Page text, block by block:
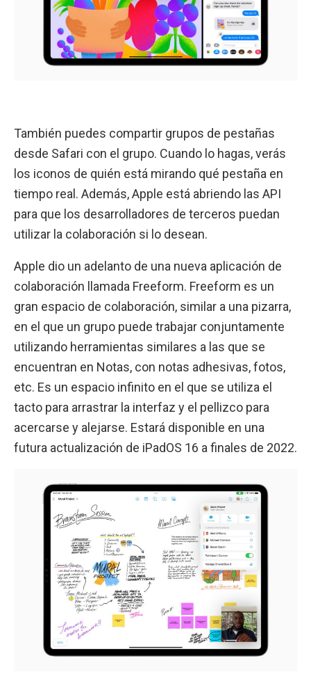
También puedes compartir grupos de pestañas
desde Safari con el grupo. Cuando lo hagas, verás
los iconos de quién está mirando qué pestaña en
tiempo real. Además, Apple está abriendo las API
para que los desarrolladores de terceros puedan
utilizar la colaboración si lo desean.
Apple dio un adelanto de una nueva aplicación de
colaboración llamada Freeform. Freeform es un
gran espacio de colaboración, similar a una pizarra,
en el que un grupo puede trabajar conjuntamente
utilizando herramientas similares a las que se
encuentran en Notas, con notas adhesivas, fotos,
etc. Es un espacio infinito en el que se utiliza el
tacto para arrastrar la interfaz y el pellizco para
acercarse y alejarse. Estará disponible en una
futura actualización de iPadOS 16 a finales de 2022.